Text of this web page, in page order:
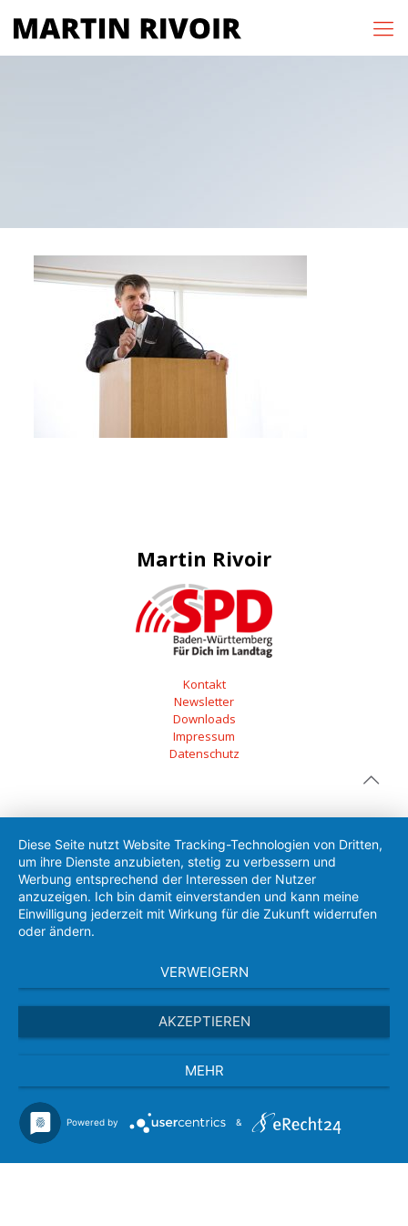
Martin Rivoir
Kontakt
Newsletter
Downloads
Impressum
Datenschutz
Diese Seite nutzt Website Tracking-Technologien von Dritten,
um ihre Dienste anzubieten, stetig zu verbessern und
Werbung entsprechend der Interessen der Nutzer
anzuzeigen. Ich bin damit einverstanden und kann meine
Einwilligung jederzeit mit Wirkung für die Zukunft widerrufen
oder ändern.
VERWEIGERN
AKZEPTIEREN
MEHR
Powered by &